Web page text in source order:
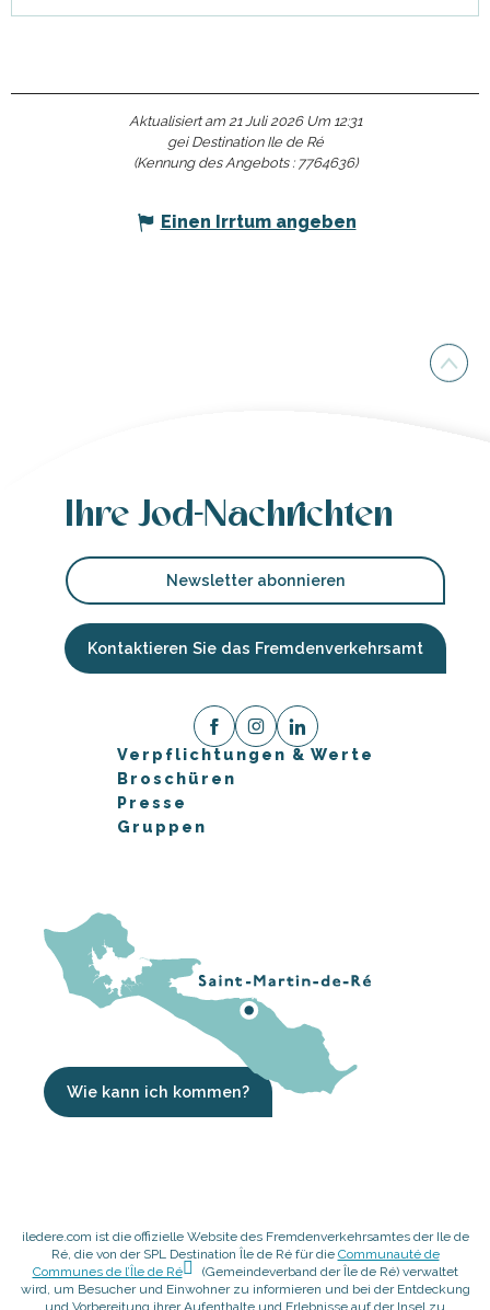
Aktualisiert am 21 Juli 2026 Um 12:31
gei Destination Ile de Ré
(Kennung des Angebots : 7764636)
Einen Irrtum angeben
Ihre Jod-Nachrichten
Newsletter abonnieren
Kontaktieren Sie das Fremdenverkehrsamt
Verpflichtungen & Werte
Broschüren
Presse
Gruppen
Wie kann ich kommen?
iledere.com ist die offizielle Website des Fremdenverkehrsamtes der Ile de
Ré, die von der SPL Destination Île de Ré für die Communauté de
Communes de l’Île de Ré
(Gemeindeverband der Île de Ré) verwaltet
wird, um Besucher und Einwohner zu informieren und bei der Entdeckung